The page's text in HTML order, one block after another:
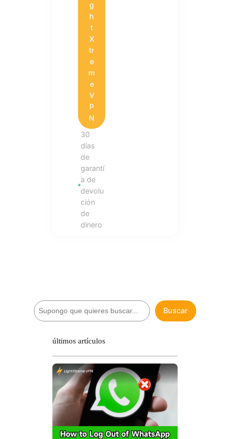
g
h
t
X
tr
e
m
e
V
P
N
30
días
de
garantí
a de
devolu
ción
de
dinero
B
u
Buscar
últimos artículos